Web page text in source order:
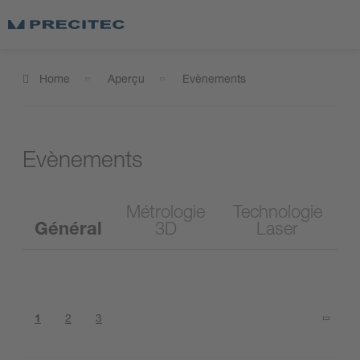
Home Aperçu Evènements
Evènements
Général
Métrologie
3D
Technologie
Laser
1 2 3